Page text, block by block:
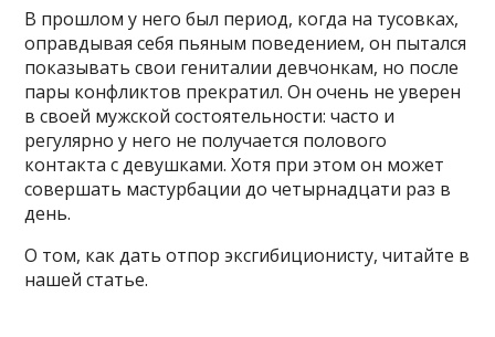
В прошлом у него был период, когда на тусовках,
оправдывая себя пьяным поведением, он пытался
показывать свои гениталии девчонкам, но после
пары конфликтов прекратил. Он очень не уверен
в своей мужской состоятельности: часто и
регулярно у него не получается полового
контакта с девушками. Хотя при этом он может
совершать мастурбации до четырнадцати раз в
день.
О том, как дать отпор эксгибиционисту, читайте в
нашей статье.